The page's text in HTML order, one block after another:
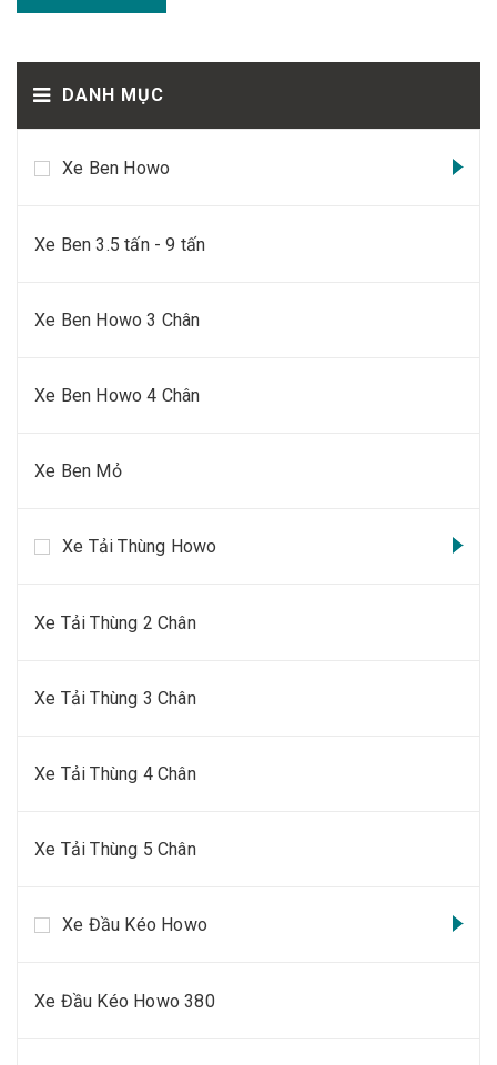
DANH MỤC
Xe Ben Howo
Xe Ben 3.5 tấn - 9 tấn
Xe Ben Howo 3 Chân
Xe Ben Howo 4 Chân
Xe Ben Mỏ
Xe Tải Thùng Howo
Xe Tải Thùng 2 Chân
Xe Tải Thùng 3 Chân
Xe Tải Thùng 4 Chân
Xe Tải Thùng 5 Chân
Xe Đầu Kéo Howo
Xe Đầu Kéo Howo 380